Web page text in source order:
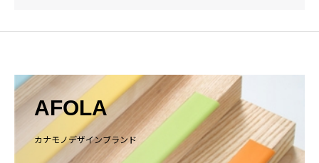
AFOLA
カナモノデザインブランド